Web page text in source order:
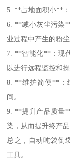
5. **占地面积小**：
6. **减小灰尘污染
业过程中产生的粉
7. **智能化**：现
以进行远程监控和
8. **维护简便**：
间。
9. **提升产品质量
染，从而提升终产品
总之，自动吨袋倒
工具。